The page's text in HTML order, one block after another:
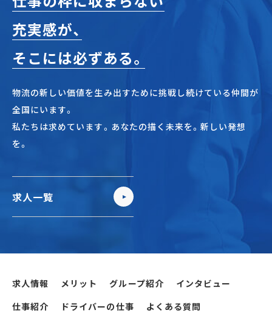
充実感が、
そこには必ずある。
物流の新しい価値を生み出すために挑戦し続けている仲間が
全国にいます。
私たちは求めています。あなたの描く未来を。新しい発想
を。
求人一覧
求人情報 メリット グループ紹介
インタビュー
仕事紹介
ドライバーの仕事 よくある質問